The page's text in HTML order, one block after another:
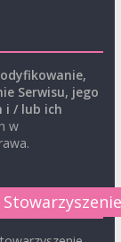
Serwisu, jego
i / lub ich
w